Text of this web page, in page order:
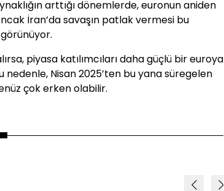
arttığı dönemlerde, euronun aniden
İran’da savaşın patlak vermesi bu
piyasa katılımcıları daha güçlü bir euroya
nedenle, Nisan 2025’ten bu yana süregelen
çok erken olabilir.